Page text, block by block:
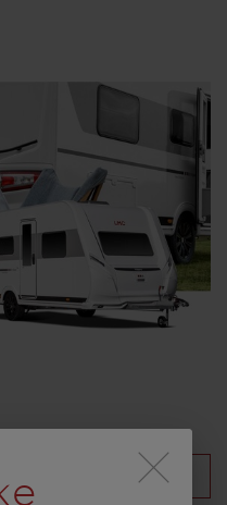
laden